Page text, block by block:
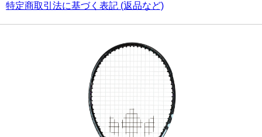
特定商取引法に基づく表記 (返品など)